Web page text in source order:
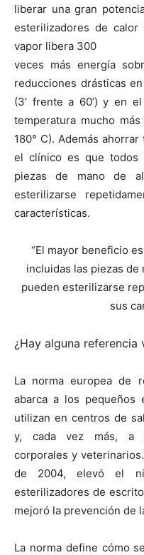
liberar una gran
esterilizadores de
vapor libera 300
veces más energía
reducciones drásticas
(3’ frente a 60’) y en
temperatura mucho
180° C). Además
el clínico es que todos
piezas de mano de
esterilizarse
características.
“El mayor beneficio
incluidas las piezas de
pueden esterilizarse
sus
¿Hay alguna
La norma europea de
abarca a los pequeños
utilizan en centros de
y, cada vez más, a
corporales y
de 2004, elevó el
esterilizadores de
mejoró la prevención de
La norma define cómo